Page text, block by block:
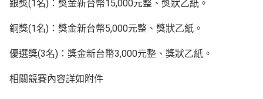
銀獎(1名)：獎金新台幣15,000元整、獎狀乙紙。
銅獎(1名)：獎金新台幣5,000元整、獎狀乙紙。
優選獎(3名)：獎金新台幣3,000元整、獎狀乙紙。
相關競賽內容詳如附件